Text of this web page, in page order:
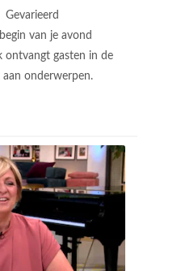
Gevarieerd
van je avond
ontvangt gasten in de
onderwerpen.